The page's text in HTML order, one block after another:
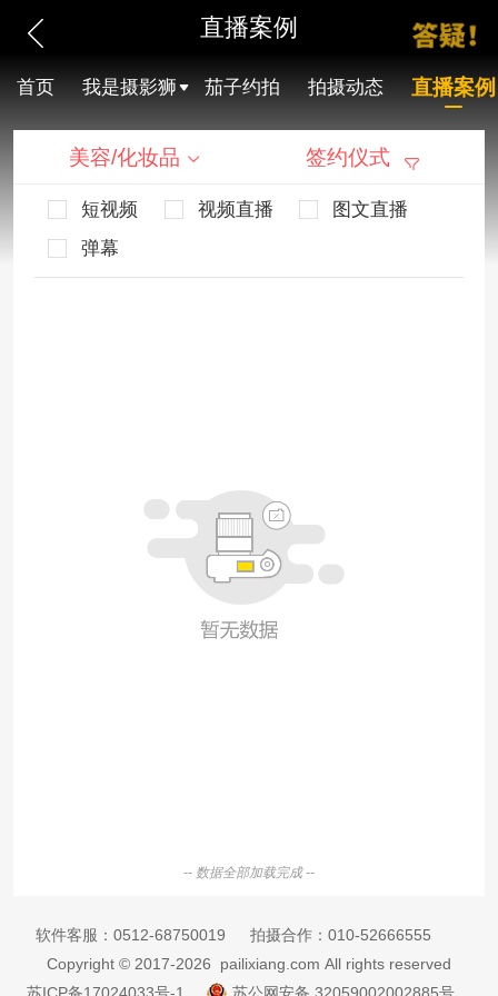
直播案例
首页 我是摄影狮 茄子约拍 拍摄动态 直播案例
美容/化妆品 签约仪式
短视频 视频直播
图文直播
弹幕
-- 数据全部加载完成 --
软件客服： 0512-68750019 拍摄合作： 010-52666555
Copyright © 2017-2026 pailixiang.com All rights reserved
苏ICP备17024033号-1
苏公网安备 32059002002885号